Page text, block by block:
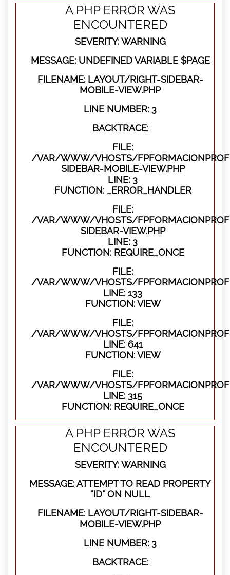
A PHP ERROR WAS
ENCOUNTERED
SEVERITY: WARNING
MESSAGE: UNDEFINED VARIABLE $PAGE
FILENAME: LAYOUT/RIGHT-SIDEBAR-
MOBILE-VIEW.PHP
LINE NUMBER: 3
BACKTRACE:
FILE:
/VAR/WWW/VHOSTS/
SIDEBAR-MOBILE-VIEW.PHP
LINE: 3
FUNCTION: _ERROR_HANDLER
FILE:
/VAR/WWW/VHOSTS/
SIDEBAR-VIEW.PHP
LINE: 3
FUNCTION: REQUIRE_ONCE
FILE:
/VAR/WWW/VHOSTS/
LINE: 133
FUNCTION: VIEW
FILE:
/VAR/WWW/VHOSTS/
LINE: 641
FUNCTION: VIEW
FILE:
/VAR/WWW/VHOSTS/
LINE: 315
FUNCTION: REQUIRE_ONCE
A PHP ERROR WAS
ENCOUNTERED
SEVERITY: WARNING
MESSAGE: ATTEMPT TO READ PROPERTY
"ID" ON NULL
FILENAME: LAYOUT/RIGHT-SIDEBAR-
MOBILE-VIEW.PHP
LINE NUMBER: 3
BACKTRACE: